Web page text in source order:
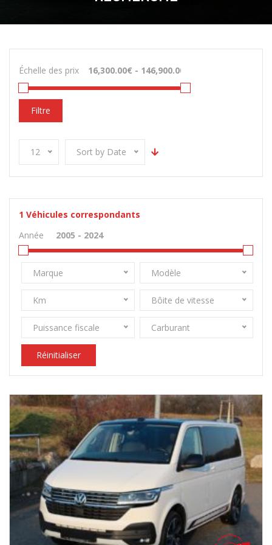
Échelle des prix
Filtre
12 Sort by Date
1 Véhicules correspondants
Année
Marque Modèle
Km Bôite de vitesse
Puissance fiscale Carburant
Réinitialiser